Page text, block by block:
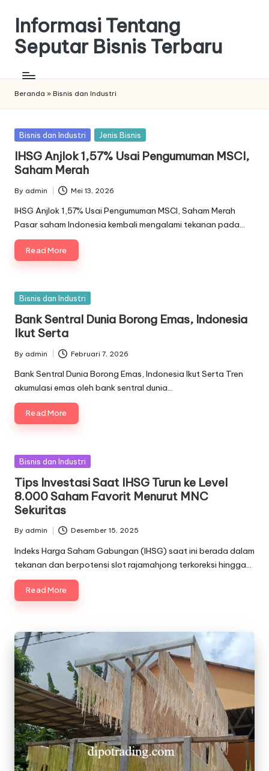
Informasi Tentang
Seputar Bisnis Terbaru
Beranda » Bisnis dan Industri
Posted
Bisnis dan Industri Jenis Bisnis
IHSG Anjlok 1,57% Usai Pengumuman MSCI,
Saham Merah
Posted
by
By admin Mei 13, 2026
IHSG Anjlok 1,57% Usai Pengumuman MSCI, Saham Merah
Pasar saham Indonesia kembali mengalami tekanan pada…
Read More
Posted
Bisnis dan Industri
Bank Sentral Dunia Borong Emas, Indonesia
Ikut Serta
Posted
by
By admin Februari 7, 2026
Bank Sentral Dunia Borong Emas, Indonesia Ikut Serta Tren
akumulasi emas oleh bank sentral dunia…
Read More
Posted
Bisnis dan Industri
Tips Investasi Saat IHSG Turun ke Level
8.000 Saham Favorit Menurut MNC
Sekuritas
Posted
by
By admin Desember 15, 2025
Indeks Harga Saham Gabungan (IHSG) saat ini berada dalam
tekanan dan berpotensi slot rajamahjong terkoreksi hingga…
Read More